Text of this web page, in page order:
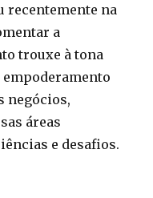
recentemente na
a
trouxe à tona
negócios,
áreas
e desafios.